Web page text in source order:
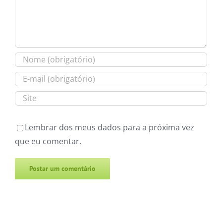
Lembrar dos meus dados para a próxima vez
que eu comentar.